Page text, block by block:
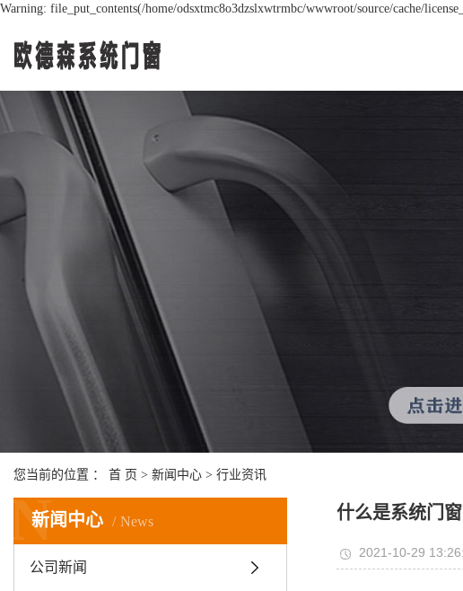
Warning: file_put_contents(/home/odsxtmc8o3dzslxwtrmbc/wwwroot/source/cache/
您当前的位置 ： 首 页 > 新闻中心 > 行业资讯
新闻中心 News
N
公司新闻
什么是系统门
2021-10-29